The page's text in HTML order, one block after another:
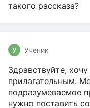
такого рассказа?
У Ученик
Здравствуйте,
прилагательным.
подразумеваемое
нужно поставить